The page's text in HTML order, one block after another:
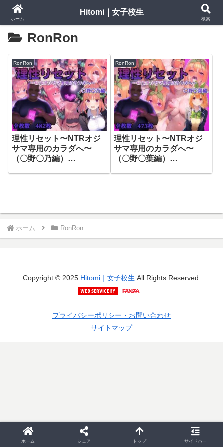
RonRon
RonRon
理性リセット〜NTRオジ
サマ専用のカラダへ〜
（〇野〇乃編）
RonRon
理性リセット〜NTRオジ
サマ専用のカラダへ〜
（〇野〇葉編）
ホーム RonRon
Copyright © 2025 Hitomi｜女子校生 All Rights Reserved.
プライバシーポリシー・お問い合わせ
サイトマップ
ホーム
Hitomi｜女子校生
検索
ホーム シェア トップ サイドバー